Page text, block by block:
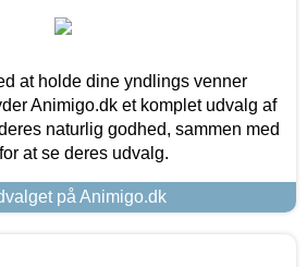
at holde dine yndlings venner
Animigo.dk et komplet udvalg af
naturlig godhed, sammen med
at se deres udvalg.
på Animigo.dk